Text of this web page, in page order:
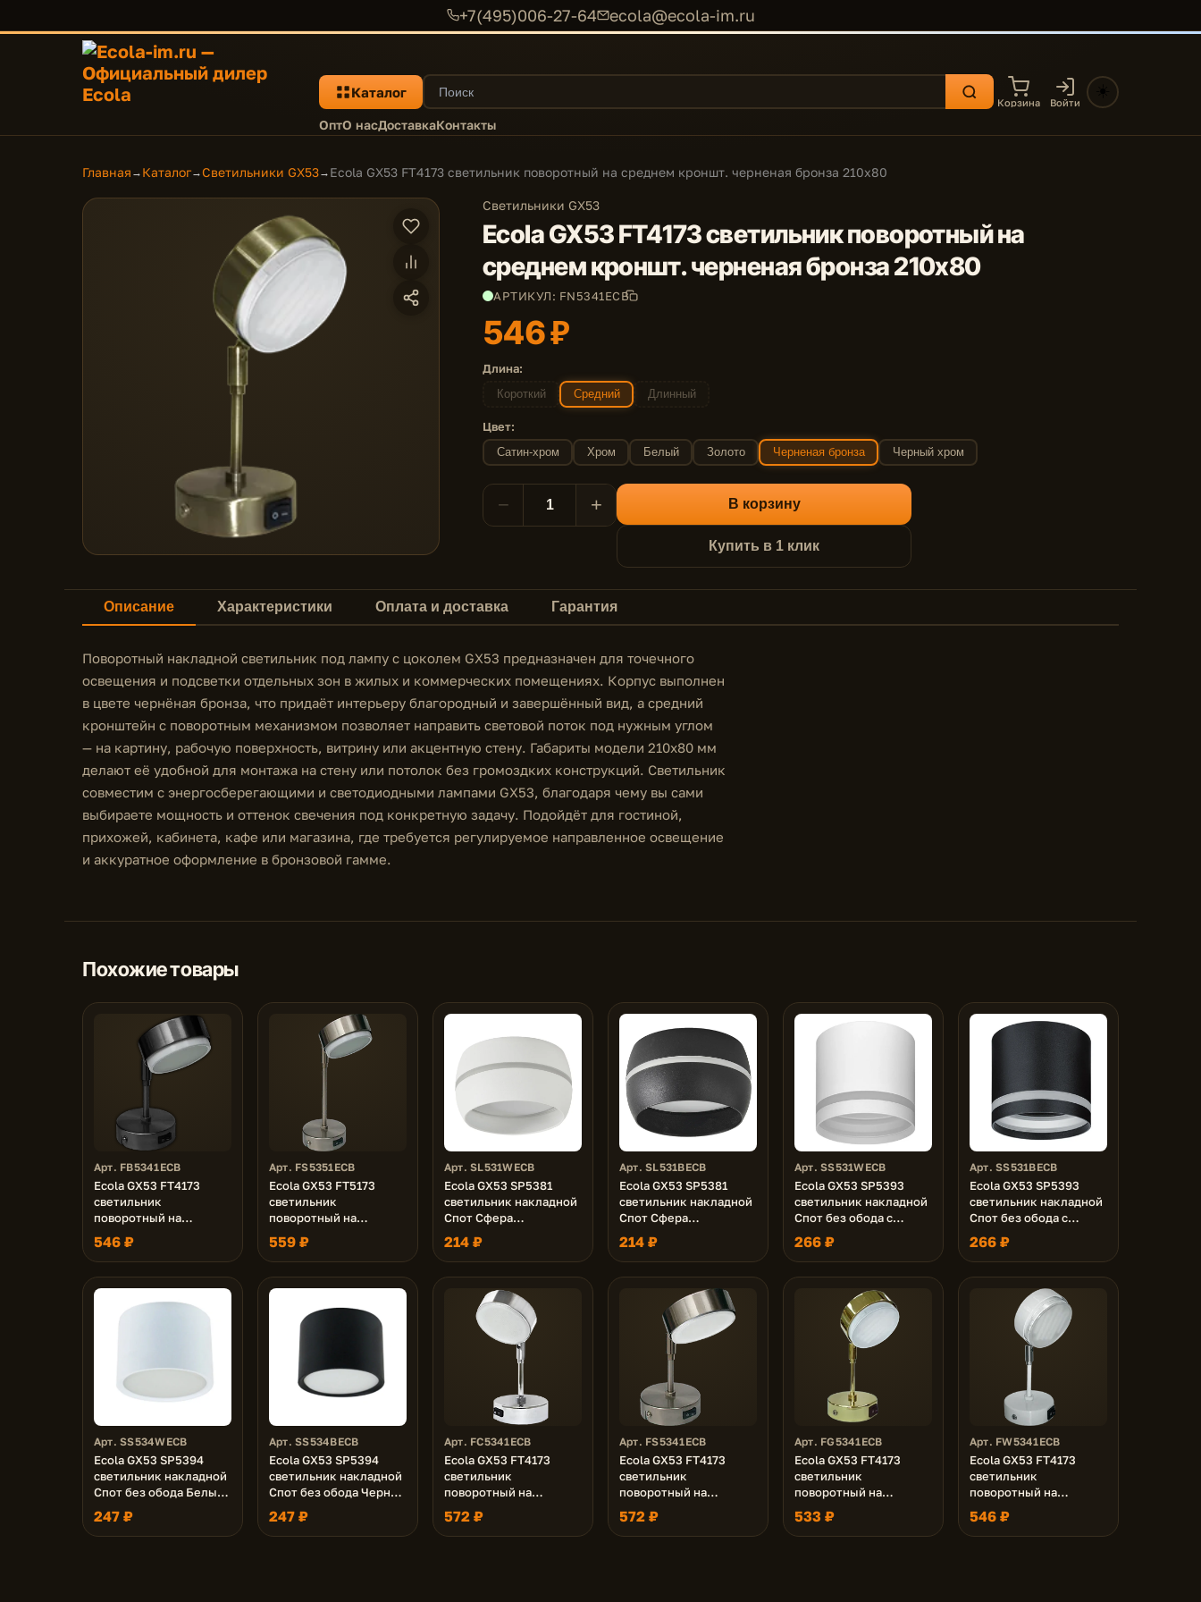
+7(495)006-27-64 ecola@ecola-im.ru
Каталог
Корзина Войти
ОптО насДоставкаКонтакты
Главная → Каталог→Светильники GX53→ Ecola GX53 FT4173 светильник поворотный на среднем кроншт. черненая бронза 210x80
Светильники GX53
Ecola GX53 FT4173 светильник поворотный на
среднем кроншт. черненая бронза 210x80
АРТИКУЛ: FN5341ECB
546 ₽
Длина:
Короткий Средний Длинный
Цвет:
Сатин-хром Хром Белый Золото Черненая бронза Черный хром
− + В корзину
Купить в 1 клик
Описание Характеристики Оплата и доставка Гарантия
Поворотный накладной светильник под лампу с цоколем GX53 предназначен для точечного
освещения и подсветки отдельных зон в жилых и коммерческих помещениях. Корпус выполнен
в цвете чернёная бронза, что придаёт интерьеру благородный и завершённый вид, а средний
кронштейн с поворотным механизмом позволяет направить световой поток под нужным углом
— на картину, рабочую поверхность, витрину или акцентную стену. Габариты модели 210x80 мм
делают её удобной для монтажа на стену или потолок без громоздких конструкций. Светильник
совместим с энергосберегающими и светодиодными лампами GX53, благодаря чему вы сами
выбираете мощность и оттенок свечения под конкретную задачу. Подойдёт для гостиной,
прихожей, кабинета, кафе или магазина, где требуется регулируемое направленное освещение
и аккуратное оформление в бронзовой гамме.
Похожие товары
Арт. FB5341ECB
Ecola GX53 FT4173
светильник
поворотный на
среднем кроншт.
черный хром 210х80
546 ₽
Арт. FS5351ECB
Ecola GX53 FT5173
светильник
поворотный на
длинном кроншт.
сатин-хром 260х80
559 ₽
Арт. SL531WECB
Ecola GX53 SP5381
светильник накладной
Спот Сфера
углубленный Белый с
матовой полосой
легкий 90х52
214 ₽
Арт. SL531BECB
Ecola GX53 SP5381
светильник накладной
Спот Сфера
углубленный Черный с
матовой полосой
легкий 90х52
214 ₽
Арт. SS531WECB
Ecola GX53 SP5393
светильник накладной
Спот без обода с
полосой углубленный
Белый матовый 83х75
266 ₽
Арт. SS531BECB
Ecola GX53 SP5393
светильник накладной
Спот без обода с
полосой углубленный
Черный матовый 83х75
266 ₽
Арт. SS534WECB
Ecola GX53 SP5394
светильник накладной
Спот без обода Белый
матовый 82х60
247 ₽
Арт. SS534BECB
Ecola GX53 SP5394
светильник накладной
Спот без обода Черный
матовый 82х60 (к+)
247 ₽
Арт. FC5341ECB
Ecola GX53 FT4173
светильник
поворотный на
среднем кроншт. хром
210x80
572 ₽
Арт. FS5341ECB
Ecola GX53 FT4173
светильник
поворотный на
среднем кроншт.
сатин-хром 210х80
572 ₽
Арт. FG5341ECB
Ecola GX53 FT4173
светильник
поворотный на
среднем кроншт.
золото 210x80
533 ₽
Арт. FW5341ECB
Ecola GX53 FT4173
светильник
поворотный на
среднем кроншт.
белый 210x80
546 ₽